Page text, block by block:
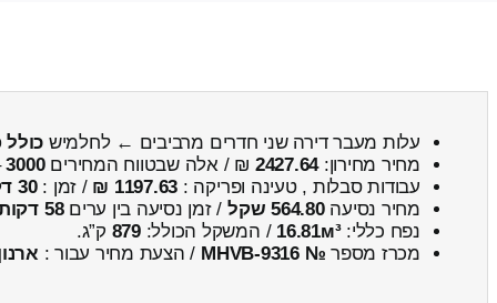
עלות מעבר דירה שני חדרים מרביבים ← לחלמיש כולל
מחיר מחירון:2427.64 ₪ / אלה שבטווח המחירים3000
עבודות סבלות , טעינה ופריקה : 1197.63 ₪ / זמן :30 דקות 50 שניות
מחיר נסיעה564.80 שקל / זמן נסיעה בין ערים58 דקות
נפח כללי:16.81м³ / המשקל הכולל:879 ק”ג.
מכרז מספר № MHVB-9316 / הצעת מחיר עבור :